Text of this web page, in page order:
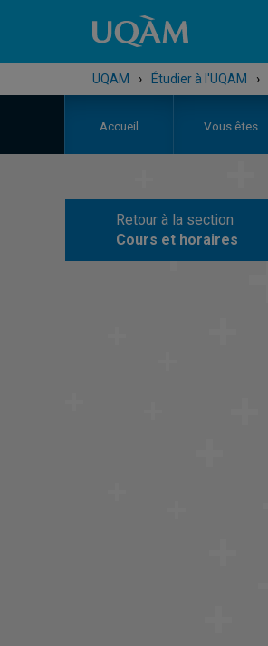
UQAM › Étudier à l'UQAM ›
Accueil Vous êtes
Retour à la section
Cours et horaires